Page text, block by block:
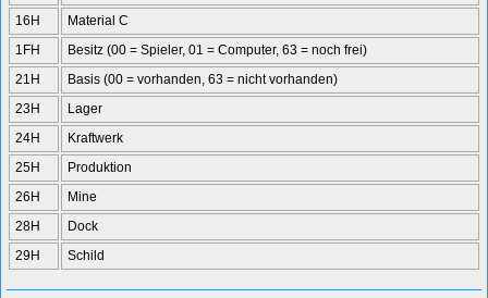
16H
Material C
1FH
Besitz (00 = Spieler, 01 = Computer, 63 = noch frei)
21H
Basis (00 = vorhanden, 63 = nicht vorhanden)
23H
Lager
24H
Kraftwerk
25H
Produktion
26H
Mine
28H
Dock
29H
Schild